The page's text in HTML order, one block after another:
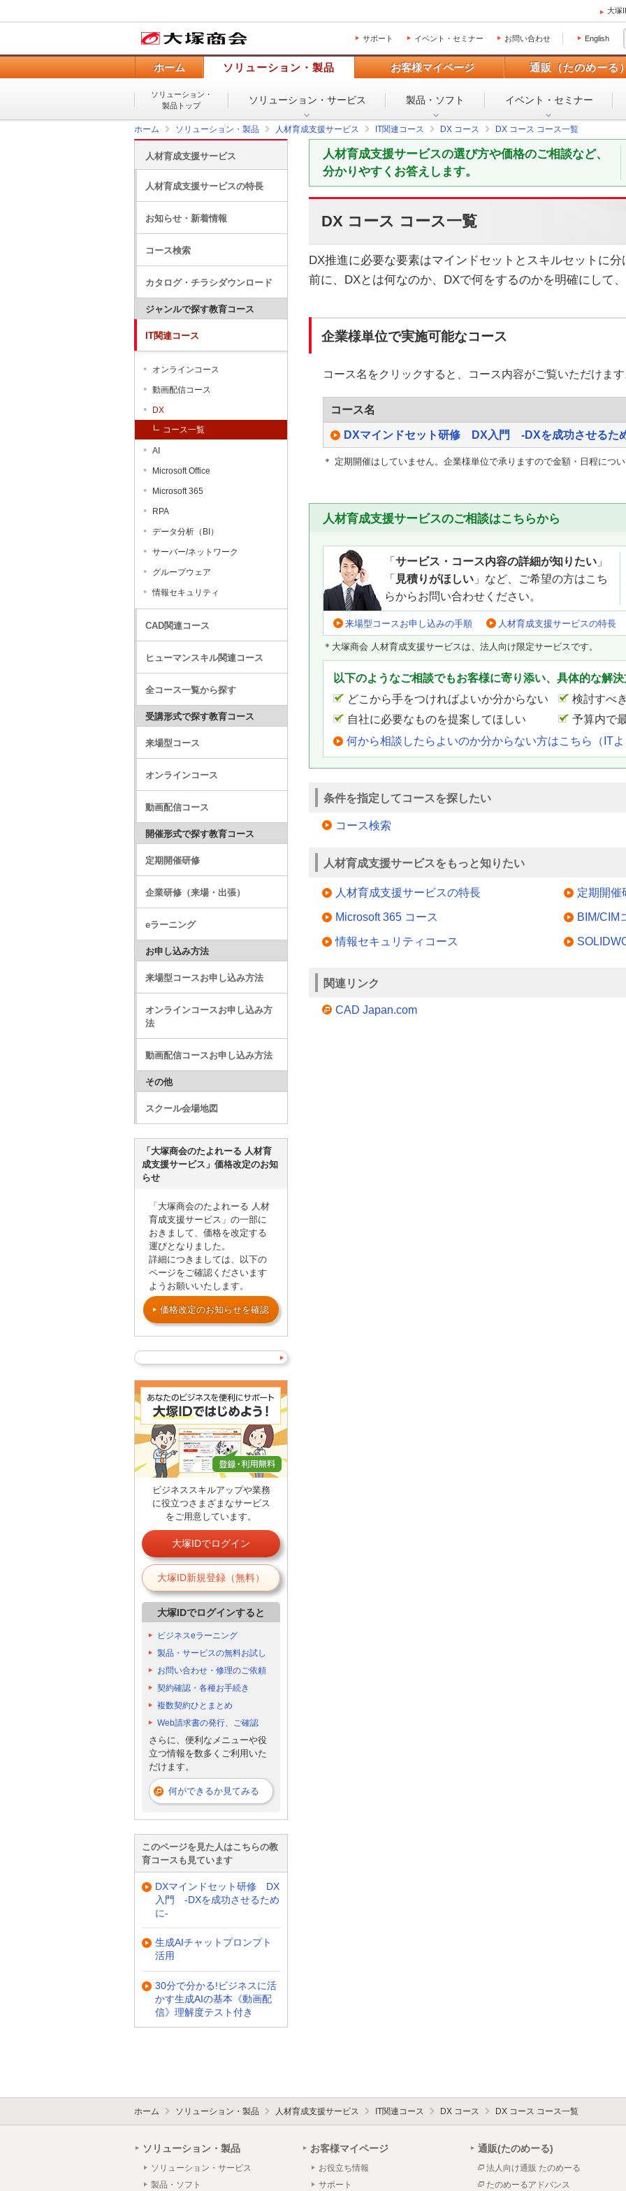
大塚
サポート イベント・セミナー お問い合わせ English
ホーム ソリューション・製品 お客様マイページ 通販（たのめーる）
ソリューション・
製品トップ
ソリューション・ サービス 製品・ソフト イベント・ セミナー
ホーム ソリューション・製品 人材育成支援サービス IT関連コース DX コース DX コース コース一覧
人材育成支援サービスの選び方や価格のご相談など、
分かりやすくお答えします。
DX コース コース一覧
DX推進に必要な要素はマインドセットとスキルセットに
前に、DXとは何なのか、DXで何をするのかを明確にして
企業様単位で実施可能なコース
コース名をクリックすると、コース内容がご覧いただけます
コース名
DXマインドセット研修 DX入門 -DXを成功させるた
＊ 定期開催はしていません。企業様単位で承りますので金額・日程につ
人材育成支援サービスのご相談はこちらから
「 サービス・コース内容の詳細が知りたい 」
「 見積りがほしい 」など、ご希望の方はこち
らからお問い合わせください。
来場型コースお申し込みの手順 人材育成支援サービスの特長
＊大塚商会 人材育成支援サービスは、法人向け限定サービスです。
以下のようなご相談でもお客様に寄り添い、具体的な解
どこから手をつければよいか分からない
検討すべ
自社に必要なものを提案してほしい
予算内で
何から相談したらよいのか分からない方はこちら（ITよ
条件を指定してコースを探したい
コース検索
人材育成支援サービスをもっと知りたい
人材育成支援サービスの特長 定期開催
Microsoft 365 コース BIM/CIM
情報セキュリティコース
関連リンク
CAD Japan.com
人材育成支援サービス
人材育成支援サービスの特長
お知らせ・新着情報
コース検索
カタログ・チラシダウンロード
ジャンルで探す教育コース
IT関連コース
オンラインコース
動画配信コース
DX
コース一覧
AI
Microsoft Office
Microsoft 365
RPA
データ分析（BI）
サーバー/ネットワーク
グループウェア
情報セキュリティ
CAD関連コース
ヒューマンスキル関連コース
全コース一覧から探す
受講形式で探す教育コース
来場型コース
オンラインコース
動画配信コース
開催形式で探す教育コース
定期開催研修
企業研修（来場・出張）
eラーニング
お申し込み方法
来場型コースお申し込み方法
オンラインコースお申し込み方
法
動画配信コースお申し込み方法
その他
スクール会場地図
「大塚商会のたよれーる 人材育
成支援サービス」価格改定のお知
らせ
「大塚商会のたよれーる 人材
育成支援サービス」の一部に
おきまして、価格を改定する
運びとなりました。
詳細につきましては、以下の
ページをご確認くださいます
ようお願いいたします。
価格改定のお知らせを確認
ビジネススキルアップや業務
に役立つさまざまなサービス
をご用意しています。
大塚IDでログイン
大塚ID新規登録（無料）
大塚IDでログインすると
ビジネスeラーニング
製品・サービスの無料お試し
お問い合わせ・修理のご依頼
契約確認・各種お手続き
複数契約ひとまとめ
Web請求書の発行、ご確認
さらに、便利なメニューや役
立つ情報を数多くご利用いた
だけます。
何ができるか見てみる
このページを見た人はこちらの教
育コースも見ています
DXマインドセット研修 DX
入門 -DXを成功させるため
に-
生成AIチャットプロンプト
活用
30分で分かる!ビジネスに活
かす生成AIの基本《動画配
信》理解度テスト付き
ホーム ソリューション・製品 人材育成支援サービス IT関連コース DX コース DX コース コース一覧
ソリューション・製品
ソリューション・サービス
製品・ソフト
お客様マイページ
お役立ち情報
サポート
通販(たのめーる)
法人向け通販 たのめーる
たのめーるアドバンス